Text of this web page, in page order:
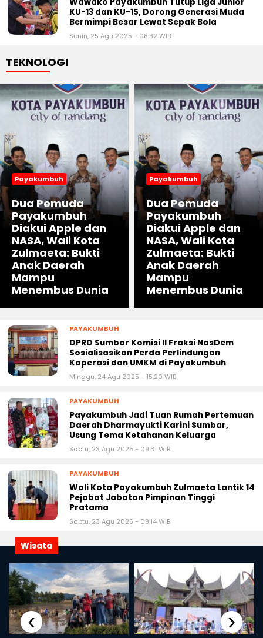
KU-13 dan KU-15, Dorong Generasi Muda
Bermimpi Besar Lewat Sepak Bola
Senin, 25 Agu 2025 - 08:32 WIB
TEKNOLOGI
Payakumbuh
Dua Pemuda
Payakumbuh
Diakui Apple dan
NASA, Wali Kota
Zulmaeta: Bukti
Anak Daerah
Mampu
Menembus Dunia
Payakumbuh
Dua Pemuda
Payakumbuh
Diakui Apple dan
NASA, Wali Kota
Zulmaeta: Bukti
Anak Daerah
Mampu
Menembus Dunia
PAYAKUMBUH
DPRD Sumbar Komisi II Fraksi NasDem
Sosialisasikan Perda Perlindungan
Koperasi dan UMKM di Payakumbuh
Minggu, 24 Agu 2025 - 15:20 WIB
PAYAKUMBUH
Payakumbuh Jadi Tuan Rumah Pertemuan
Daerah Dharmayukti Karini Sumbar,
Usung Tema Ketahanan Keluarga
Sabtu, 23 Agu 2025 - 09:31 WIB
PAYAKUMBUH
Wali Kota Payakumbuh Zulmaeta Lantik 14
Pejabat Jabatan Pimpinan Tinggi
Pratama
Sabtu, 23 Agu 2025 - 09:14 WIB
Wisata
‹ ›